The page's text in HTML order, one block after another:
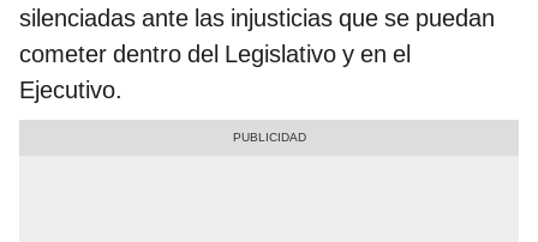
silenciadas ante las injusticias que se puedan
cometer dentro del Legislativo y en el
Ejecutivo.